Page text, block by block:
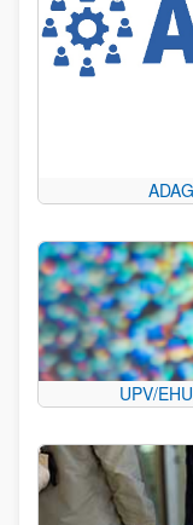
UPV/